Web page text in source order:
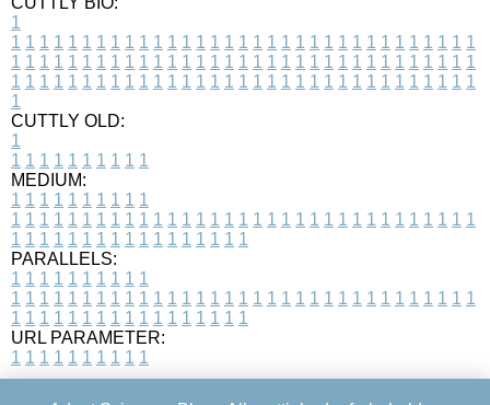
1
1 1 1 1 1 1 1 1 1 1 1 1 1 1 1 1 1 1 1 1 1 1 1 1 1 1 1 1 1 1 1 1 1
1 1 1 1 1 1 1 1 1 1 1 1 1 1 1 1 1 1 1 1 1 1 1 1 1 1 1 1 1 1 1 1 1
1 1 1 1 1 1 1 1 1 1 1 1 1 1 1 1 1 1 1 1 1 1 1 1 1 1 1 1 1 1 1 1 1
1
CUTTLY OLD:
1
1 1 1 1 1 1 1 1 1 1
MEDIUM:
1 1 1 1 1 1 1 1 1 1
1 1 1 1 1 1 1 1 1 1 1 1 1 1 1 1 1 1 1 1 1 1 1 1 1 1 1 1 1 1 1 1 1
1 1 1 1 1 1 1 1 1 1 1 1 1 1 1 1 1
PARALLELS:
1 1 1 1 1 1 1 1 1 1
1 1 1 1 1 1 1 1 1 1 1 1 1 1 1 1 1 1 1 1 1 1 1 1 1 1 1 1 1 1 1 1 1
1 1 1 1 1 1 1 1 1 1 1 1 1 1 1 1 1
URL PARAMETER:
1 1 1 1 1 1 1 1 1 1